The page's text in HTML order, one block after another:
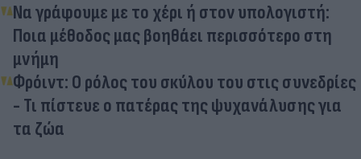
Να γράφουμε με το χέρι ή στον υπολογιστή:
Ποια μέθοδος μας βοηθάει περισσότερο στη
μνήμη
Φρόιντ: Ο ρόλος του σκύλου του στις συνεδρίες
- Τι πίστευε ο πατέρας της ψυχανάλυσης για
τα ζώα